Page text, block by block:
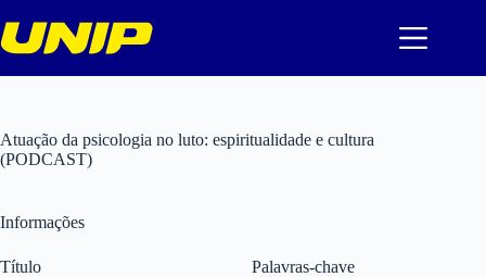
para
o
Atuação da psicologia no luto: espiritualidade e cultura
(PODCAST)
Informações
Título Palavras-chave